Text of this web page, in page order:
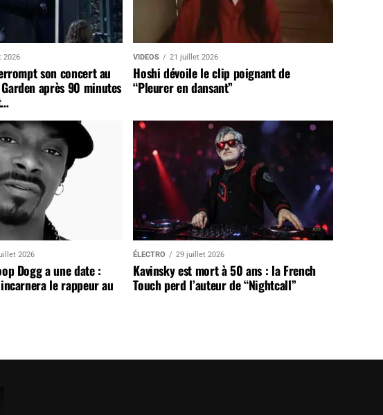
2026
son concert au
après 90 minutes
VIDEOS 21 juillet 2026
Hoshi dévoile le clip poignant de
“Pleurer en dansant”
2026
Dogg a une date :
le rappeur au
ÉLECTRO 29 juillet 2026
Kavinsky est mort à 50 ans : la French
Touch perd l’auteur de “Nightcall”